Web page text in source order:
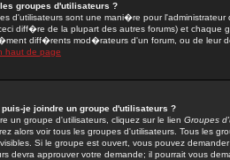
groupes d'utilisateurs ?
d'utilisateurs sont une mani�re pour
diff�re de la plupart des autres forums) et
diff�rents mod�rateurs d'un forum, ou de leur
haut de page
puis-je joindre un groupe d'utilisateurs ?
un groupe d'utilisateurs, cliquez sur le lien Groupes
alors voir tous les groupes d'utilisateurs. Tous les
Si le groupe est ouvert, vous pouvez
devra approuver votre demande; il pourrait vous